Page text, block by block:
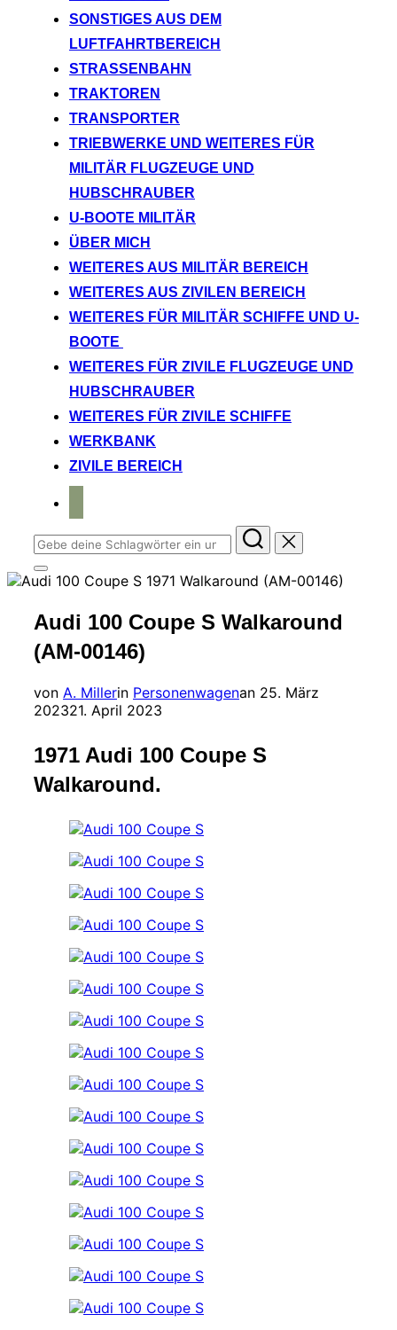
SONSTIGES AUS DEM
LUFTFAHRTBEREICH
STRASSENBAHN
TRAKTOREN
TRANSPORTER
TRIEBWERKE UND WEITERES FÜR
MILITÄR FLUGZEUGE UND
HUBSCHRAUBER
U-BOOTE MILITÄR
ÜBER MICH
WEITERES AUS MILITÄR BEREICH
WEITERES AUS ZIVILEN BEREICH
WEITERES FÜR MILITÄR SCHIFFE UND U-
BOOTE
WEITERES FÜR ZIVILE FLUGZEUGE UND
HUBSCHRAUBER
WEITERES FÜR ZIVILE SCHIFFE
WERKBANK
ZIVILE BEREICH
Suchen
nach:
Seitenleiste
&
umschalten
Audi 100 Coupe S Walkaround
(AM-00146)
von A. Millerin Personenwagenan Veröffentlicht
25. März
202321. April 2023
1971 Audi 100 Coupe S
Walkaround.